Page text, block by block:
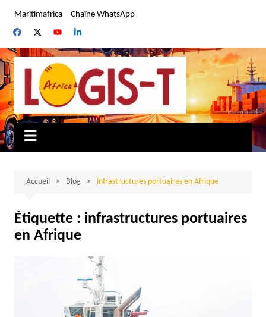
contenu
Maritimafrica Chaîne WhatsApp
Accueil Blog infrastructures portuaires en Afrique
Étiquette : infrastructures portuaires
en Afrique